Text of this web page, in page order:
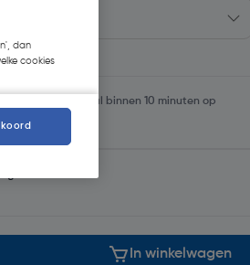
en haal binnen 10 minuten op
In winkelwagen
dan
cookies